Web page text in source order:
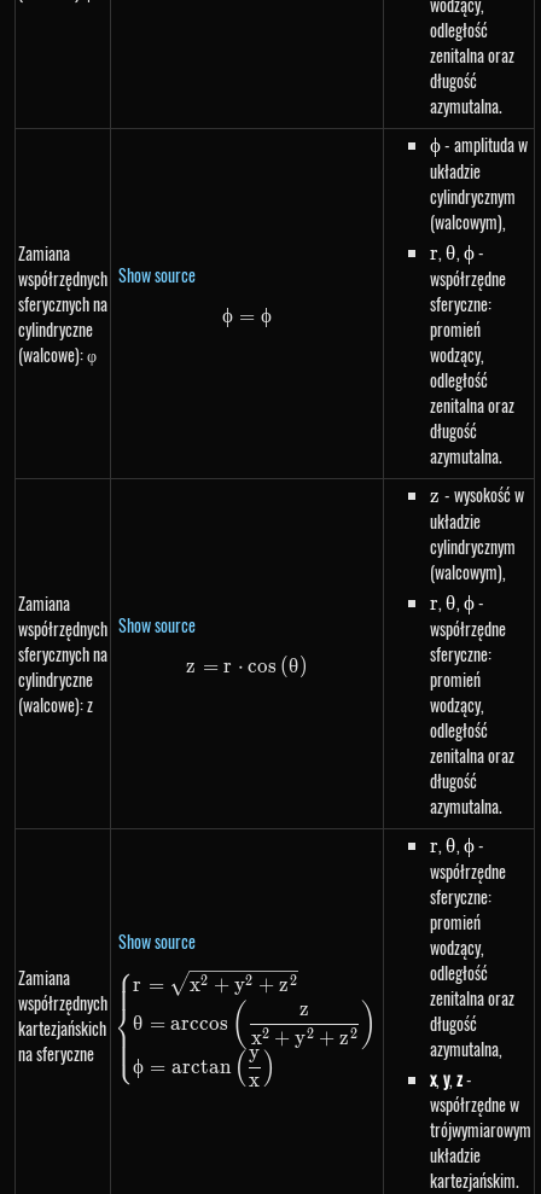
odległość
zenitalna oraz
długość
azymutalna.
Zamiana
współrzędnych
sferycznych na
cylindryczne
(walcowe): φ
Show source
\phi=\phi
ϕ = ϕ
\phi
ϕ- amplituda w
układzie
cylindrycznym
(walcowym),
r
r,\theta
θ, \phi
ϕ-
współrzędne
sferyczne:
promień
wodzący,
odległość
zenitalna oraz
długość
azymutalna.
Zamiana
współrzędnych
sferycznych na
cylindryczne
(walcowe): z
Show source
z=r \cdot
z = r ⋅ cos (θ)
z
z - wysokość w
układzie
cylindrycznym
(walcowym),
r
r,\theta
θ, \phi
ϕ-
współrzędne
sferyczne:
promień
wodzący,
odległość
zenitalna oraz
długość
azymutalna.
Zamiana
współrzędnych
kartezjańskich
na sferyczne
Show source
⎩
⎨
⎧r = x2 + y2 + z2
θ = arccos ( x2 + y2 + z2
z )
ϕ = arctan ( x
y )
r
r,\theta
θ, \phi
ϕ-
współrzędne
sferyczne:
promień
wodzący,
odległość
zenitalna oraz
długość
azymutalna,
x,y,z-
współrzędne w
trójwymiarowym
układzie
kartezjańskim.